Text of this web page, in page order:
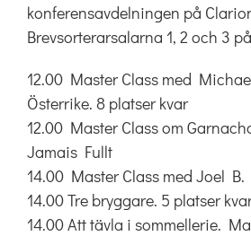
konferensavdelningen på
Brevsorterarsalarna 1, 2 och 3
12.00 Master Class med
Österrike. 8 platser kvar
12.00 Master Class om
Jamais Fullt
14.00 Master Class med Joel
14.00 Tre bryggare. 5 platser
14.00 Att tävla i sommellerie.